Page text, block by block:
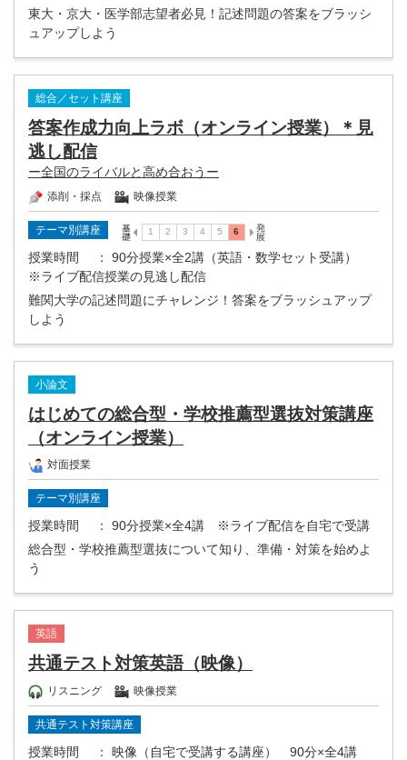
東大・京大・医学部志望者必見！記述問題の答案をブラッシ
ュアップしよう
総合／セット講座
答案作成力向上ラボ（オンライン授業）＊見
逃し配信
ー全国のライバルと高め合おうー
添削・採点 映像授業
テーマ別講座
授業時間
： 90分授業×全2講（英語・数学セット受講）
※ライブ配信授業の見逃し配信
難関大学の記述問題にチャレンジ！答案をブラッシュアップ
しよう
小論文
はじめての総合型・学校推薦型選抜対策講座
（オンライン授業）
対面授業
テーマ別講座
授業時間
： 90分授業×全4講 ※ライブ配信を自宅で受講
総合型・学校推薦型選抜について知り、準備・対策を始めよ
う
英語
共通テスト対策英語（映像）
リスニング 映像授業
共通テスト対策講座
授業時間
： 映像（自宅で受講する講座） 90分×全4講